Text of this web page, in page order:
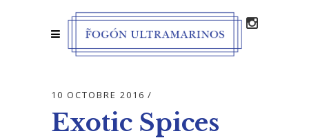
10 OCTOBRE 2016
Exotic Spices